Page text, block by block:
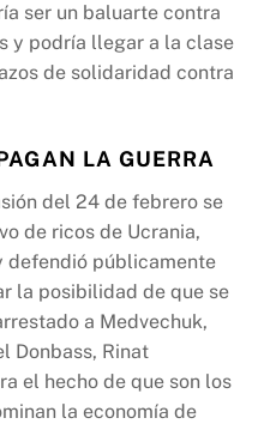
ser un baluarte contra
y podría llegar a la clase
de solidaridad contra
LA GUERRA
del 24 de febrero se
de ricos de Ucrania,
defendió públicamente
la posibilidad de que se
a Medvechuk,
Donbass, Rinat
el hecho de que son los
la economía de